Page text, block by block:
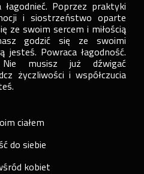
Poprzez praktyki
i siostrzeństwo oparte
ze swoim sercem i miłością
godzić się ze swoimi
Powraca łagodność.
Nie musisz już dźwigać
życzliwości i współczucia
ciałem
do siebie
kobiet